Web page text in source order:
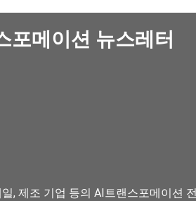
포메이션 뉴스레터
, 제조 기업 등의 AI트랜스포메이션